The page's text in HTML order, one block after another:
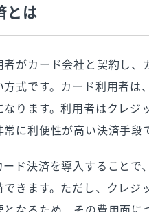
とは
がカード会社と契約し、
式です。カード利用者は
ります。利用者はクレジ
に利便性が高い決済手段
ド決済を導入することで
きます。ただし、クレジ